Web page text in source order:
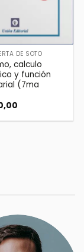
DE SOTO
calculo
y función
(7ma